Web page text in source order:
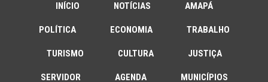
INÍCIO NOTÍCIAS AMAPÁ
POLÍTICA ECONOMIA TRABALHO
TURISMO CULTURA JUSTIÇA
SERVIDOR AGENDA MUNICÍPIOS